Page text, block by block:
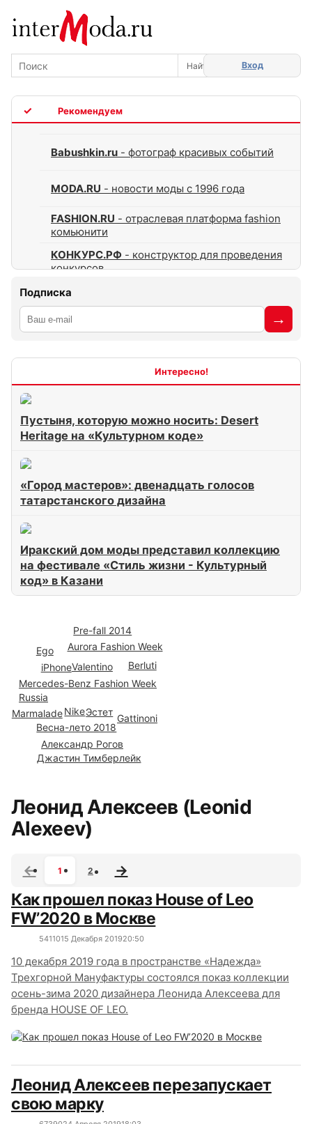
Вход
Babushkin.ru - фотограф красивых событий
MODA.RU - новости моды с 1996 года
FASHION.RU - отраслевая платформа fashion
комьюнити
КОНКУРС.РФ - конструктор для проведения
конкурсов
Подписка
Пустыня, которую можно носить: Desert
Heritage на «Культурном коде»
«Город мастеров»: двенадцать голосов
татарстанского дизайна
Иракский дом моды представил коллекцию
на фестивале «Стиль жизни - Культурный
код» в Казани
Mercedes-Benz Fashion Week
Russia
Valentino
Эстет
Nike
Весна-лето 2018
iPhone
Aurora Fashion Week
Александр Рогов
Джастин Тимберлейк
Pre-fall 2014
Ego
Berluti
Gattinoni
Marmalade
Леонид Алексеев (Leonid
Alexeev)
1 2
Как прошел показ House of Leo
FW’2020 в Москве
5411015 Декабря 201920:50
10 декабря 2019 года в пространстве «Надежда»
Трехгорной Мануфактуры состоялся показ коллекции
осень-зима 2020 дизайнера Леонида Алексеева для
бренда HOUSE OF LEO.
Леонид Алексеев перезапускает
свою марку